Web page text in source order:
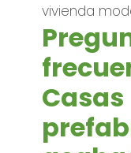
vivienda
Casas